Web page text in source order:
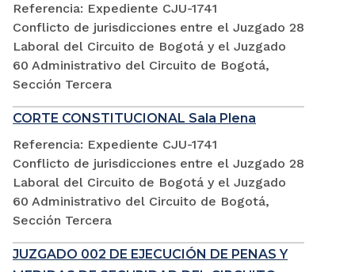
Referencia: Expediente CJU-1741
Conflicto de jurisdicciones entre el Juzgado 28
Laboral del Circuito de Bogotá y el Juzgado
60 Administrativo del Circuito de Bogotá,
Sección Tercera
CORTE CONSTITUCIONAL Sala Plena
Referencia: Expediente CJU-1741
Conflicto de jurisdicciones entre el Juzgado 28
Laboral del Circuito de Bogotá y el Juzgado
60 Administrativo del Circuito de Bogotá,
Sección Tercera
JUZGADO 002 DE EJECUCIÓN DE PENAS Y